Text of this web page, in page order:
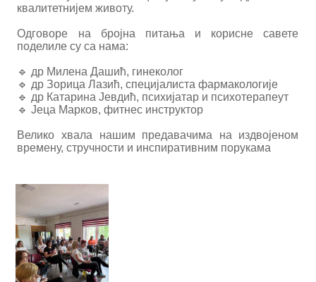
квалитетнијем животу.
Одговоре на бројна питања и корисне савете
поделиле су са нама:
🔹 др Милена Дашић, гинеколог
🔹 др Зорица Лазић, специјалиста фармакологије
🔹 др Катарина Јевдић, психијатар и психотерапеут
🔹 Јеца Марков, фитнес инструктор
Велико хвала нашим предавачима на издвојеном
времену, стручности и инспиративним порукама